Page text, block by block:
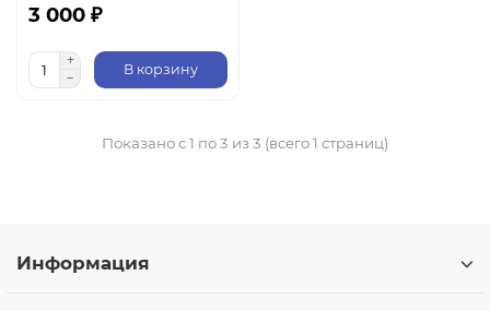
3 000 ₽
В корзину
Показано с 1 по 3 из 3 (всего 1 страниц)
Информация